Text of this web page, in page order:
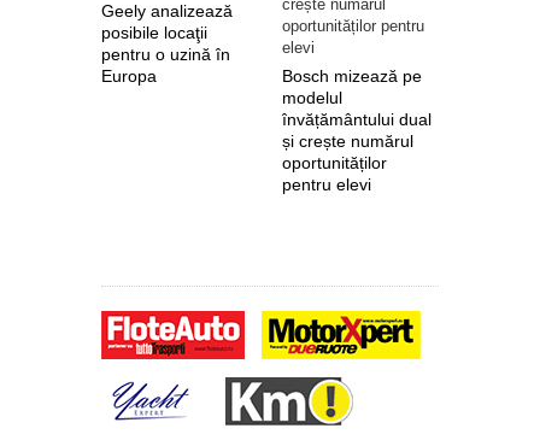
Geely analizează
posibile locaţii
pentru o uzină în
Europa
Bosch mizează pe
modelul
învățământului dual
și crește numărul
oportunităților
pentru elevi